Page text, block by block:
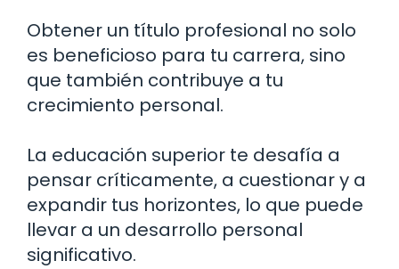
Obtener un título profesional no solo
es beneficioso para tu carrera, sino
que también contribuye a tu
crecimiento personal.
La educación superior te desafía a
pensar críticamente, a cuestionar y a
expandir tus horizontes, lo que puede
llevar a un desarrollo personal
significativo.